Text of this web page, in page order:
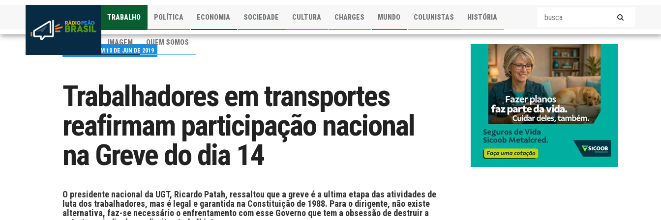
TRABALHO POLÍTICA ECONOMIA SOCIEDADE CULTURA CHARGES MUNDO COLUNISTAS HISTÓRIA
IMAGEM QUEM SOMOS
PUBLICADO EM 10 DE JUN DE 2019
Trabalhadores em transportes
reafirmam participação nacional
na Greve do dia 14
O presidente nacional da UGT, Ricardo Patah, ressaltou que a greve é a ultima etapa das atividades de
luta dos trabalhadores, mas é legal e garantida na Constituição de 1988. Para o dirigente, não existe
alternativa, faz-se necessário o enfrentamento com esse Governo que tem a obsessão de destruir a